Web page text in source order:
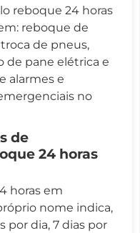
reboque 24 horas
reboque de
de pneus,
de pane elétrica e
alarmes e
no
de
24 horas
horas em
nome indica,
por dia, 7 dias por